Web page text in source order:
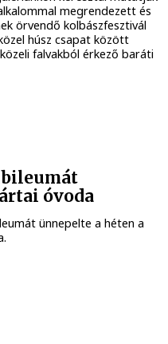
megrendezett és
örvendő kolbászfesztivál
húsz csapat között
falvakból érkező baráti
óvoda
ünnepelte a héten a